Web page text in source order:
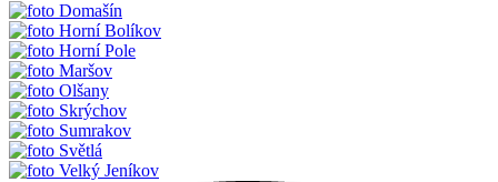
Domašín
Horní Bolíkov
Horní Pole
Maršov
Olšany
Skrýchov
Sumrakov
Světlá
Velký Jeníkov